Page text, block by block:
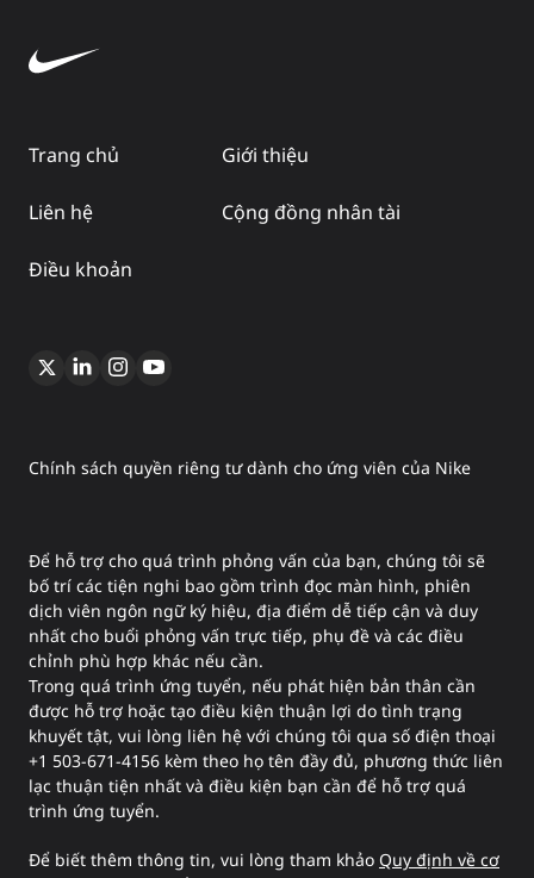
Trang chủ Giới thiệu
Liên hệ Cộng đồng nhân tài
Điều khoản
Chính sách quyền riêng tư dành cho ứng viên của Nike
Để hỗ trợ cho quá trình phỏng vấn của bạn, chúng tôi sẽ
bố trí các tiện nghi bao gồm trình đọc màn hình, phiên
dịch viên ngôn ngữ ký hiệu, địa điểm dễ tiếp cận và duy
nhất cho buổi phỏng vấn trực tiếp, phụ đề và các điều
chỉnh phù hợp khác nếu cần.
Trong quá trình ứng tuyển, nếu phát hiện bản thân cần
được hỗ trợ hoặc tạo điều kiện thuận lợi do tình trạng
khuyết tật, vui lòng liên hệ với chúng tôi qua số điện thoại
+1 503-671-4156 kèm theo họ tên đầy đủ, phương thức liên
lạc thuận tiện nhất và điều kiện bạn cần để hỗ trợ quá
trình ứng tuyển.
Để biết thêm thông tin, vui lòng tham khảo Quy định về cơ